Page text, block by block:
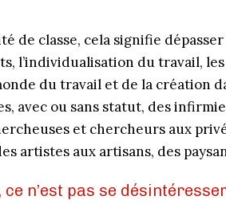
».
de classe, cela signifie
l’individualisation du travail,
du travail et de la création
avec ou sans statut, des
et chercheurs aux
artistes aux artisans, des
n’est pas se